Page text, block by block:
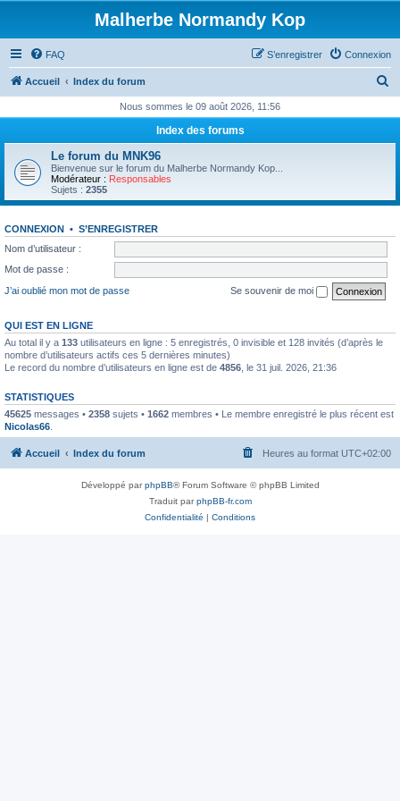
Malherbe Normandy Kop
FAQ Connexion
S’enregistrer
Accueil Index du forum
h
c
Nous sommes le 09 août 2026, 11:56
Index des forums
Le forum du MNK96
Bienvenue sur le forum du Malherbe Normandy Kop...
Modérateur : Responsables
Sujets : 2355
CONNEXION • S’ENREGISTRER
Nom d’utilisateur :
Mot de passe :
J’ai oublié mon mot de passe
Se souvenir de moi
QUI EST EN LIGNE
Au total il y a 133 utilisateurs en ligne : 5 enregistrés, 0 invisible et 128 invités (d’après le
nombre d’utilisateurs actifs ces 5 dernières minutes)
Le record du nombre d’utilisateurs en ligne est de 4856 , le 31 juil. 2026, 21:36
STATISTIQUES
45625 messages • 2358 sujets • 1662 membres • Le membre enregistré le plus récent est
Nicolas66
Accueil Index du forum Heures au format UTC+02:00
Développé parphpBB® Forum Software © phpBB Limited
Traduit parphpBB-fr.com
Confidentialité | Conditions